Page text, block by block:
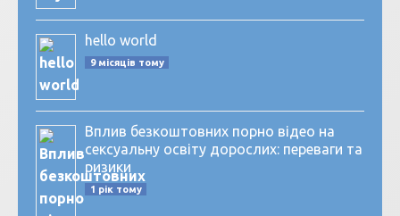
hello world
9 місяців тому
Вплив безкоштовних порно відео на
сексуальну освіту дорослих: переваги та
ризики
1 рік тому